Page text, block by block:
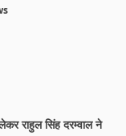
राहुल सिंह दरम्वाल ने